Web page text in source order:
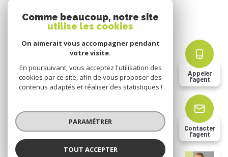
Appeler
l'agent
Contacter
l'agent
Cookies
© 2026 | Tous droits réservés
Réalisé par
Comme beaucoup, notre site
utilise les cookies
On aimerait vous accompagner pendant
votre visite.
En poursuivant, vous acceptez l'utilisation des
cookies par ce site, afin de vous proposer des
contenus adaptés et réaliser des statistiques !
PARAMÉTRER
TOUT ACCEPTER